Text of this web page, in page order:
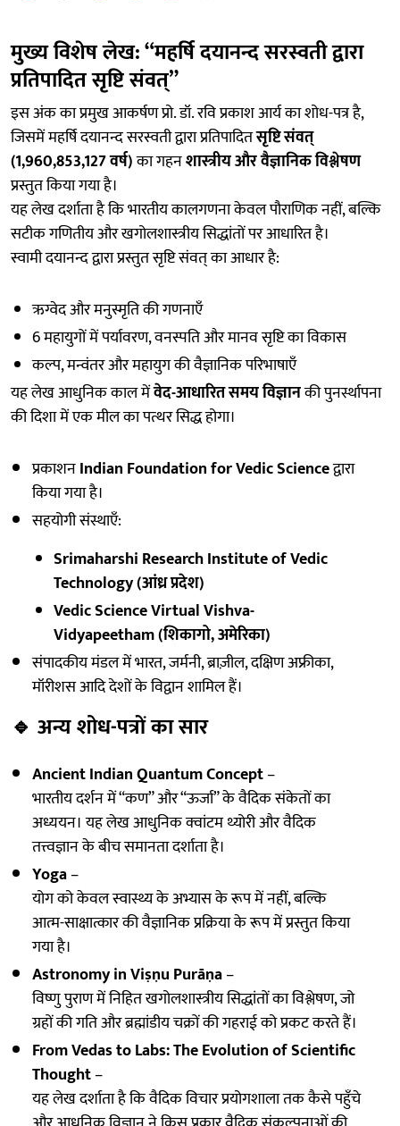
मुख्य विशेष लेख: “महर्षि दयानन्द सरस्वती द्वारा
प्रतिपादित सृष्टि संवत्”
इस अंक का प्रमुख आकर्षण प्रो. डॉ. रवि प्रकाश आर्य का शोध-पत्र है,
जिसमें महर्षि दयानन्द सरस्वती द्वारा प्रतिपादितसृष्टि संवत्
(1,960,853,127 वर्ष)का गहनशास्त्रीय और वैज्ञानिक विश्लेषण
प्रस्तुत किया गया है।
यह लेख दर्शाता है कि भारतीय कालगणना केवल पौराणिक नहीं, बल्कि
सटीक गणितीय और खगोलशास्त्रीय सिद्धांतों पर आधारित है।
स्वामी दयानन्द द्वारा प्रस्तुत सृष्टि संवत् का आधार है:
ऋग्वेद और मनुस्मृति की गणनाएँ
6 महायुगों में पर्यावरण, वनस्पति और मानव सृष्टि का विकास
कल्प, मन्वंतर और महायुग की वैज्ञानिक परिभाषाएँ
यह लेख आधुनिक काल मेंवेद-आधारित समय विज्ञानकी पुनर्स्थापना
की दिशा में एक मील का पत्थर सिद्ध होगा।
प्रकाशनIndian Foundation for Vedic Scienceद्वारा
किया गया है।
सहयोगी संस्थाएँ:
Srimaharshi Research Institute of Vedic
Technology (आंध्र प्रदेश)
Vedic Science Virtual Vishva-
Vidyapeetham (शिकागो, अमेरिका)
संपादकीय मंडल में भारत, जर्मनी, ब्राज़ील, दक्षिण अफ्रीका,
मॉरीशस आदि देशों के विद्वान शामिल हैं।
🔹 अन्य शोध-पत्रों का सार
Ancient Indian Quantum Concept–
भारतीय दर्शन में “कण” और “ऊर्जा” के वैदिक संकेतों का
अध्ययन। यह लेख आधुनिक क्वांटम थ्योरी और वैदिक
तत्त्वज्ञान के बीच समानता दर्शाता है।
Yoga–
योग को केवल स्वास्थ्य के अभ्यास के रूप में नहीं, बल्कि
आत्म-साक्षात्कार की वैज्ञानिक प्रक्रिया के रूप में प्रस्तुत किया
गया है।
Astronomy in Viṣṇu Purāṇa–
विष्णु पुराण में निहित खगोलशास्त्रीय सिद्धांतों का विश्लेषण, जो
ग्रहों की गति और ब्रह्मांडीय चक्रों की गहराई को प्रकट करते हैं।
From Vedas to Labs: The Evolution of Scientific
Thought–
यह लेख दर्शाता है कि वैदिक विचार प्रयोगशाला तक कैसे पहुँचे